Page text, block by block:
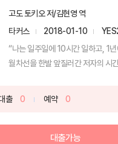
고도 토키오 저/김현영 역
타커스
2018-01-10
“나는 일주일에 10시간 일하고, 1년
월차선을 한발 앞질러간 저자의 시
출 0 예약 0
대출가능